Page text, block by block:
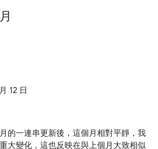
12 日
的一連串更新後，這個月相對平靜，我
大變化，這也反映在與上個月大致相似